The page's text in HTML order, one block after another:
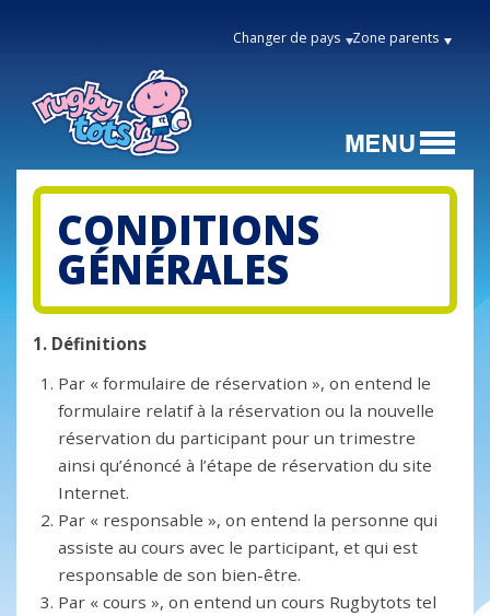
Changer de pays Zone parents
CONDITIONS
GÉNÉRALES
1. Définitions
Par « formulaire de réservation », on entend le
formulaire relatif à la réservation ou la nouvelle
réservation du participant pour un trimestre
ainsi qu’énoncé à l’étape de réservation du site
Internet.
Par « responsable », on entend la personne qui
assiste au cours avec le participant, et qui est
responsable de son bien-être.
Par « cours », on entend un cours Rugbytots tel